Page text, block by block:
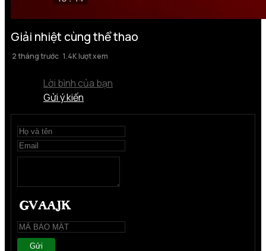
Giải nhiệt cùng thể thao
2 tháng trước 1.4K lượt xem
Lời bình của bạn
Gửi ý kiến
Gửi